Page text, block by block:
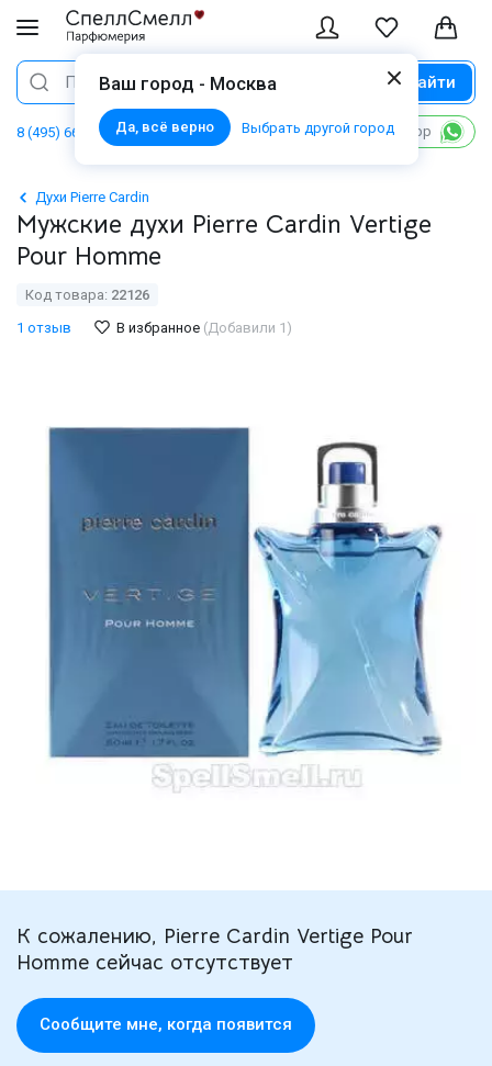
Ваш город - Москва
Да, всё верно Выбрать другой город
Поиск Найти
8 (495) 668 06 02 Написать в WhatsApp
Духи Pierre Cardin
Мужские духи Pierre Cardin Vertige
Pour Homme
Код товара: 22126
1 отзыв
В избранное (Добавили 1)
К сожалению, Pierre Cardin Vertige Pour
Homme сейчас отсутствует
Cообщите мне, когда появится